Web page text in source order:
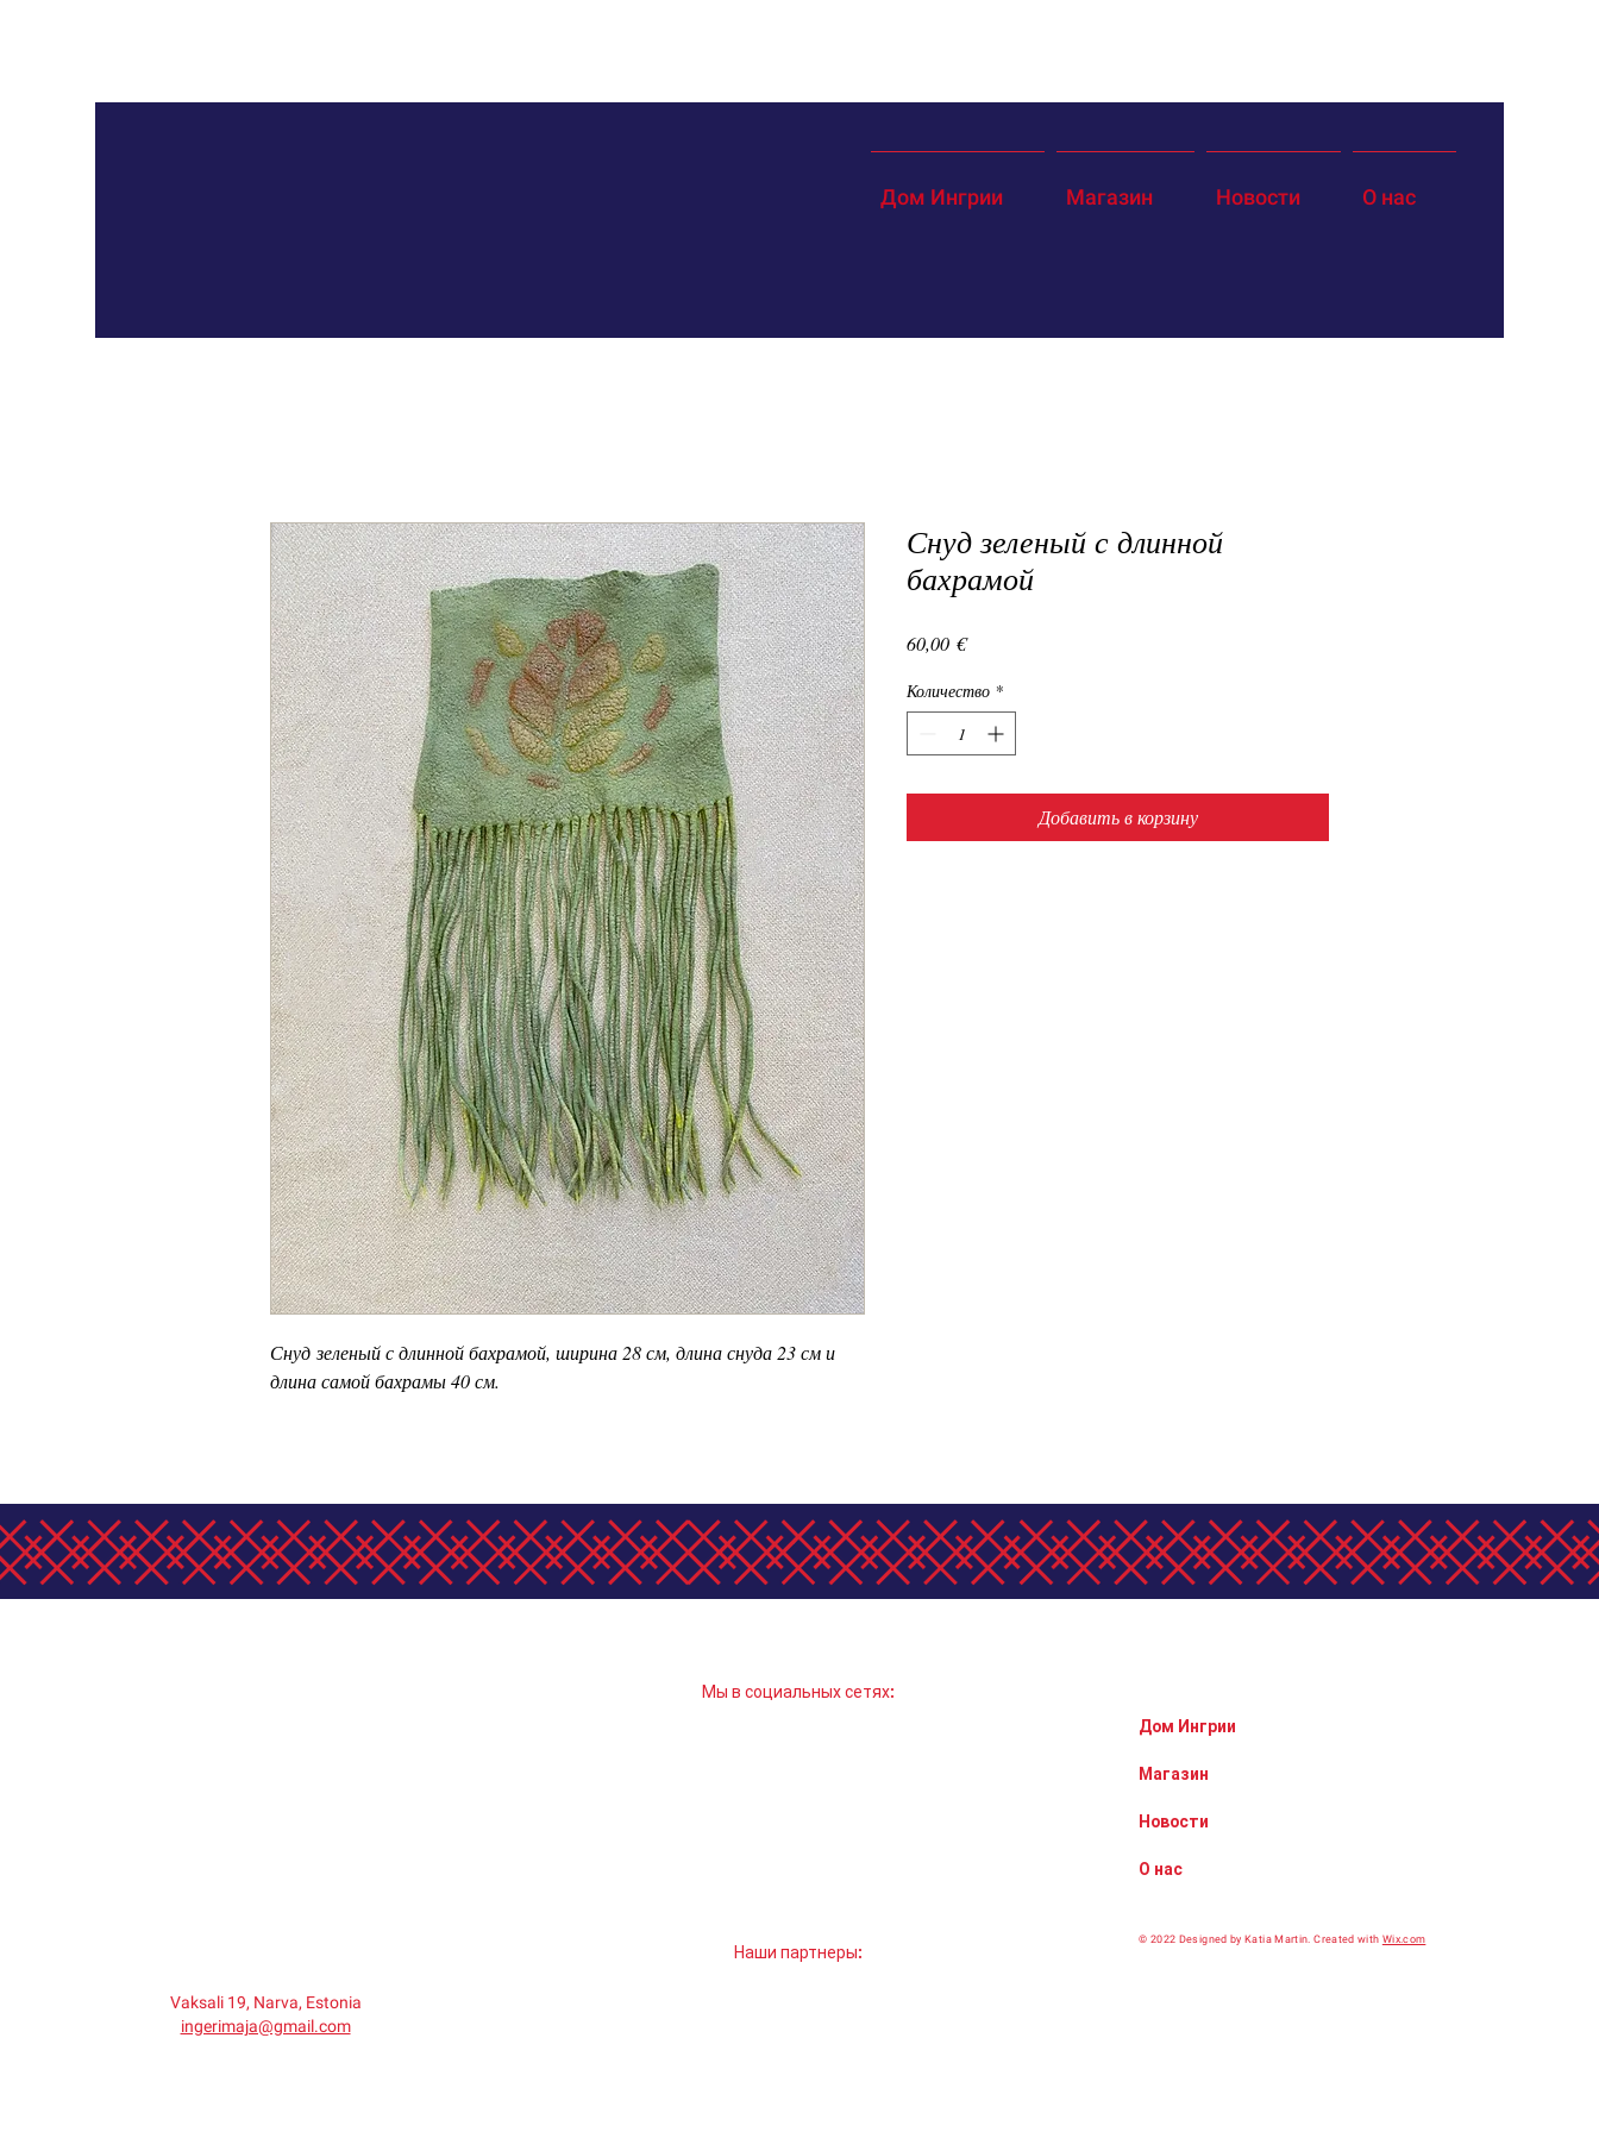
Дом Ингрии Магазин Новости О нас
Снуд зеленый с длинной бахрамой, ширина 28 см, длина снуда 23 см и
длина самой бахрамы 40 см.
Снуд зеленый с длинной
бахрамой
60,00 €Цена
Количество *
Добавить в корзину
Vaksali 19, Narva, Estonia
ingerimaja@gmail.com
Мы в социальных сетях:
Наши партнеры:
Дом Ингрии
Магазин
Новости
О нас
© 2022 Designed by Katia Martin.Сreated with Wix.com